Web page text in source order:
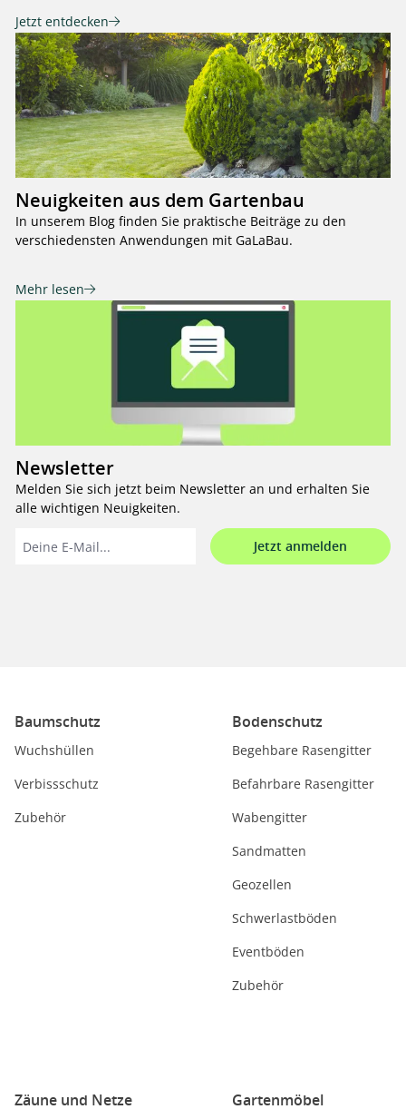
Jetzt entdecken
Neuigkeiten aus dem Gartenbau
In unserem Blog finden Sie praktische Beiträge zu den
verschiedensten Anwendungen mit GaLaBau.
Mehr lesen
Newsletter
Melden Sie sich jetzt beim Newsletter an und erhalten Sie
alle wichtigen Neuigkeiten.
Jetzt anmelden
Baumschutz
Wuchshüllen
Verbissschutz
Zubehör
Bodenschutz
Begehbare Rasengitter
Befahrbare Rasengitter
Wabengitter
Sandmatten
Geozellen
Schwerlastböden
Eventböden
Zubehör
Zäune und Netze Gartenmöbel